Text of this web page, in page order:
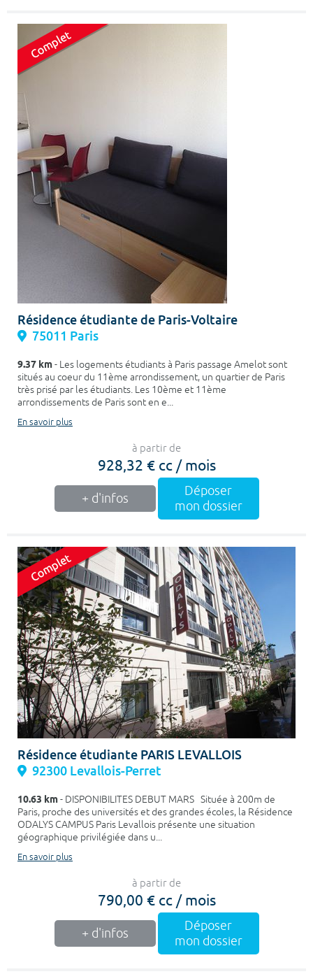
Résidence étudiante de Paris-Voltaire
75011 Paris
9.37 km- Les logements étudiants à Paris passage Amelot sont
situés au coeur du 11ème arrondissement, un quartier de Paris
très prisé par les étudiants. Les 10ème et 11ème
arrondissements de Paris sont en e...
En savoir plus
à partir de
928,32 € cc / mois
+ d'infos
Déposer
mon dossier
Résidence étudiante PARIS LEVALLOIS
92300 Levallois-Perret
10.63 km- DISPONIBILITES DEBUT MARS Située à 200m de
Paris, proche des universités et des grandes écoles, la Résidence
ODALYS CAMPUS Paris Levallois présente une situation
géographique privilégiée dans u...
En savoir plus
à partir de
790,00 € cc / mois
+ d'infos
Déposer
mon dossier